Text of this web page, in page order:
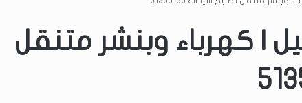
| كهرباء وبنشر متنقل